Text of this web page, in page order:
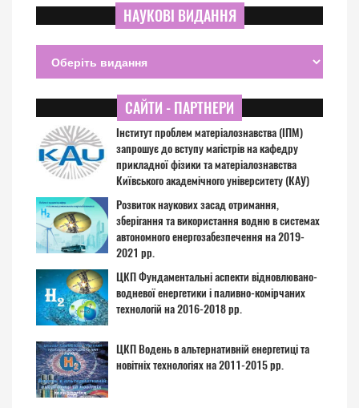
НАУКОВІ ВИДАННЯ
САЙТИ - ПАРТНЕРИ
Інститут проблем матеріалознавства (ІПМ)
запрошує до вступу магістрів на кафедру
прикладної фізики та матеріалознавства
Київського академічного університету (КАУ)
Розвиток наукових засад отримання,
зберігання та використання водню в системах
автономного енергозабезпечення на 2019-
2021 рр.
ЦКП Фундаментальні аспекти відновлювано-
водневої енергетики і паливно-комірчаних
технологій на 2016-2018 рр.
ЦКП Водень в альтернативній енергетиці та
новітніх технологіях на 2011-2015 рр.